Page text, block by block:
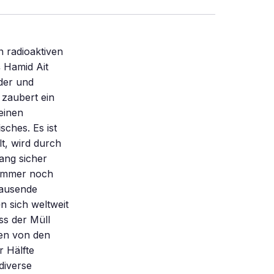
Wissenschaftlern in einem Forschungsprogramm zur Transmutation. Sie nutzen einen Teilchenbeschleuniger im Forschungszentrum J-PARC in Tokai bei Tokio, um versuchsweise radioaktiv strahlenden Abfall in kurzlebigere Stoffe umzuwandeln. Bevor wissenschaftliche „Zauberer” Atommüll in großer Menge entschärfen, könnten aber noch Jahre oder Jahrzehnte vergehen. Vielleicht fällt die große Show auch aus. Denn die Trennung von Atommüll und Wertstoffen in Wiederaufarbeitungsanlagen ist zumindest in Deutschland höchst umstritten. Und die Kosten könnten den Projekten den Rest geben. Myrrha etwa verschlingt rund eine Milliarde Euro. Die Vernichtungskapazität liegt bei weniger als einer Tonne pro Jahr. • Der Wissenschaftsjournalist WOLFGANG KEMPKENS hat Elektrotechnik studiert und sich auf Reaktortechnik spezialisiert. Kompakt · Lang strahlende Bestandteile des Atommülls lassen sich durch Neutronenbeschuss in kurzlebige Elemente umwandeln. · Der weltweit erste Reaktor, in dem dieses Verfahren in großem Stil angewandt wird, soll bis 2024 fertig sein. Mehr zum Thema Internet So funktioniert die Transmutation von Atommülll (Info der Deutschen Physikalischen Gesellschaft): www.dpg-physik.de/veroeffentlichung/ physik_konkret/pix/Physik_Konkret_14.pdf Das Experiment „Guinevere” am Studienzentrum für Kernenergie in Mol: www.euronuclear.org/e-news/e-news-25/ GUINEVERE.htm Infos zum geplanten Forschungsreaktor „Myrrha”: myrrha.sckcen.be National Ignitio